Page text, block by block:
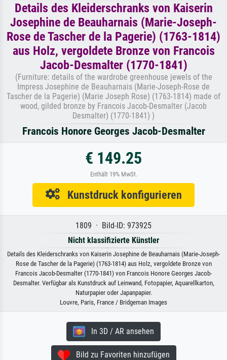
Details des Kleiderschranks von Kaiserin
Josephine de Beauharnais (Marie-Joseph-
Rose de Tascher de la Pagerie) (1763-1814)
aus Holz, vergoldete Bronze von Francois
Jacob-Desmalter (1770-1841)
(Furniture: details of the wardrobe greenhouse jewels of the
Impress Josephine de Beauharnais (Marie-Joseph-Rose de
Tascher de la Pagerie) (Marie Joseph Rose) (1763-1814) made of
wood, gilded bronze by Francois Jacob-Desmalter (Jacob
Desmalter) (1770-1841) )
Francois Honore Georges Jacob-Desmalter
€ 149.25
Enthält 19% MwSt.
Kunstdruck konfigurieren
1809 · Bild-ID: 973925
Nicht klassifizierte Künstler
Details des Kleiderschranks von Kaiserin Josephine de Beauharnais (Marie-Joseph-
Rose de Tascher de la Pagerie) (1763-1814) aus Holz, vergoldete Bronze von
Francois Jacob-Desmalter (1770-1841) von Francois Honore Georges Jacob-
Desmalter. Verfügbar als Kunstdruck auf Leinwand, Fotopapier, Aquarellkarton,
Naturpapier oder Japanpapier.
Louvre, Paris, France / Bridgeman Images
In 3D / AR ansehen
Bild zu Favoriten hinzufügen